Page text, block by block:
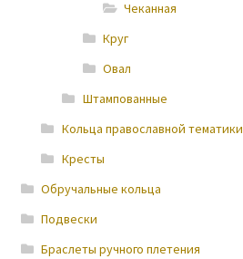
Чеканная
Круг
Овал
Штампованные
Кольца православной тематики
Кресты
Обручальные кольца
Подвески
Браслеты ручного плетения